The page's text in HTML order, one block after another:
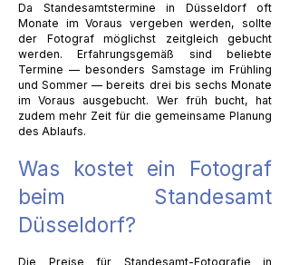
Da Standesamtstermine in Düsseldorf oft
Monate im Voraus vergeben werden, sollte
der Fotograf möglichst zeitgleich gebucht
werden. Erfahrungsgemäß sind beliebte
Termine — besonders Samstage im Frühling
und Sommer — bereits drei bis sechs Monate
im Voraus ausgebucht. Wer früh bucht, hat
zudem mehr Zeit für die gemeinsame Planung
des Ablaufs.
Was kostet ein Fotograf
beim Standesamt
Düsseldorf?
Die Preise für Standesamt-Fotografie in